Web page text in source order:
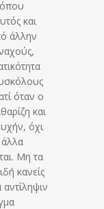
όπου
και
άλλην
όταν ο
και
όχι
Μη τα
κανείς